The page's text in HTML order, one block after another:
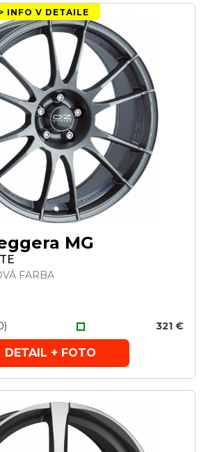
INFO V DETAILE
MG
FARBA
321 €
DETAIL + FOTO